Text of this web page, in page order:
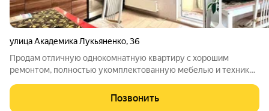
улица Академика Лукьяненко,36
Продам отличную однокомнатную квартиру с хорошим
ремонтом, полностью укомплектованную мебелью и техникой
потрясающим видом на зеленые поля. Балкон застеклен и
утеплен. Квартира светлая и тёплая.
Позвонить